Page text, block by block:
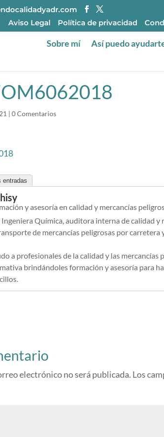
Aviso Legal
Política de privacidad
Sobre mí Así puedo
|0 Comentarios
entradas
y asesoría en calidad y mercancías
Ingeniera Química, auditora interna de calidad
de mercancías peligrosas por carretera
a profesionales de la calidad y las
brindándoles formación y asesoría para
electrónico no será publicada. Los